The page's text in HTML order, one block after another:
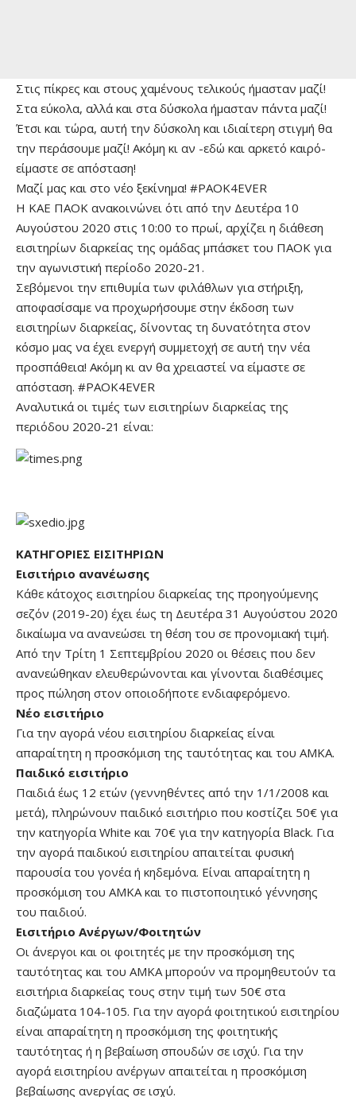
Στις πίκρες και στους χαμένους τελικούς ήμασταν μαζί!
Στα εύκολα, αλλά και στα δύσκολα ήμασταν πάντα μαζί!
Έτσι και τώρα, αυτή την δύσκολη και ιδιαίτερη στιγμή θα
την περάσουμε μαζί! Ακόμη κι αν -εδώ και αρκετό καιρό-
είμαστε σε απόσταση!
Μαζί μας και στο νέο ξεκίνημα! #PAOK4EVER
Η ΚΑΕ ΠΑΟΚ ανακοινώνει ότι από την Δευτέρα 10
Αυγούστου 2020 στις 10:00 το πρωί, αρχίζει η διάθεση
εισιτηρίων διαρκείας της ομάδας μπάσκετ του ΠΑΟΚ για
την αγωνιστική περίοδο 2020-21.
Σεβόμενοι την επιθυμία των φιλάθλων για στήριξη,
αποφασίσαμε να προχωρήσουμε στην έκδοση των
εισιτηρίων διαρκείας, δίνοντας τη δυνατότητα στον
κόσμο μας να έχει ενεργή συμμετοχή σε αυτή την νέα
προσπάθεια! Ακόμη κι αν θα χρειαστεί να είμαστε σε
απόσταση. #PAOK4EVER
Αναλυτικά οι τιμές των εισιτηρίων διαρκείας της
περιόδου 2020-21 είναι:
ΚΑΤΗΓΟΡΙΕΣ ΕΙΣΙΤΗΡΙΩΝ
Εισιτήριο ανανέωσης
Κάθε κάτοχος εισιτηρίου διαρκείας της προηγούμενης
σεζόν (2019-20) έχει έως τη Δευτέρα 31 Αυγούστου 2020
δικαίωμα να ανανεώσει τη θέση του σε προνομιακή τιμή.
Από την Τρίτη 1 Σεπτεμβρίου 2020 οι θέσεις που δεν
ανανεώθηκαν ελευθερώνονται και γίνονται διαθέσιμες
προς πώληση στον οποιοδήποτε ενδιαφερόμενο.
Νέο εισιτήριο
Για την αγορά νέου εισιτηρίου διαρκείας είναι
απαραίτητη η προσκόμιση της ταυτότητας και του ΑΜΚΑ.
Παιδικό εισιτήριο
Παιδιά έως 12 ετών (γεννηθέντες από την 1/1/2008 και
μετά), πληρώνουν παιδικό εισιτήριο που κοστίζει 50€ για
την κατηγορία White και 70€ για την κατηγορία Black. Για
την αγορά παιδικού εισιτηρίου απαιτείται φυσική
παρουσία του γονέα ή κηδεμόνα. Είναι απαραίτητη η
προσκόμιση του ΑΜΚΑ και το πιστοποιητικό γέννησης
του παιδιού.
Εισιτήριο Ανέργων/Φοιτητών
Οι άνεργοι και οι φοιτητές με την προσκόμιση της
ταυτότητας και του ΑΜΚΑ μπορούν να προμηθευτούν τα
εισιτήρια διαρκείας τους στην τιμή των 50€ στα
διαζώματα 104-105. Για την αγορά φοιτητικού εισιτηρίου
είναι απαραίτητη η προσκόμιση της φοιτητικής
ταυτότητας ή η βεβαίωση σπουδών σε ισχύ. Για την
αγορά εισιτηρίου ανέργων απαιτείται η προσκόμιση
βεβαίωσης ανεργίας σε ισχύ.